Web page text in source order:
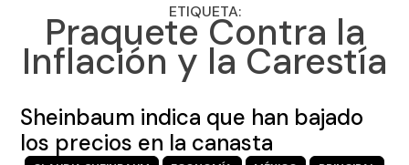
OPINIÓN
DEPORTES
VIDEOS
ETIQUETA:
Praquete Contra la
Inflación y la Carestía
Sheinbaum indica que han bajado
los precios en la canasta